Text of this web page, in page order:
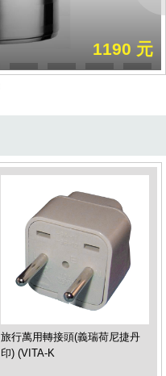
1190 元
Next
旅行萬用轉接頭(義瑞荷尼捷丹
印) (VITA-K